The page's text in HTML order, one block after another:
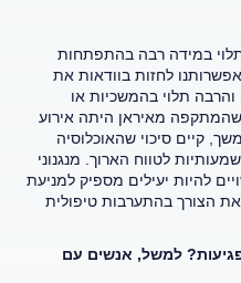
תלוי במידה רבה בהתפתחות
לחזות בוודאות את
תלוי בהמשכיות או
מאיראן היתה אירוע
קיים סיכוי שהאוכלוסיה
לטווח הארוך. מנגנוני
להיות יעילים מספיק למניעת
הצורך בהתערבות טיפולית
למשל, אנשים עם